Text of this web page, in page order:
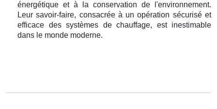
énergétique et à la conservation de l'environnement.
Leur savoir-faire, consacrée à un opération sécurisé et
efficace des systèmes de chauffage, est inestimable
dans le monde moderne.